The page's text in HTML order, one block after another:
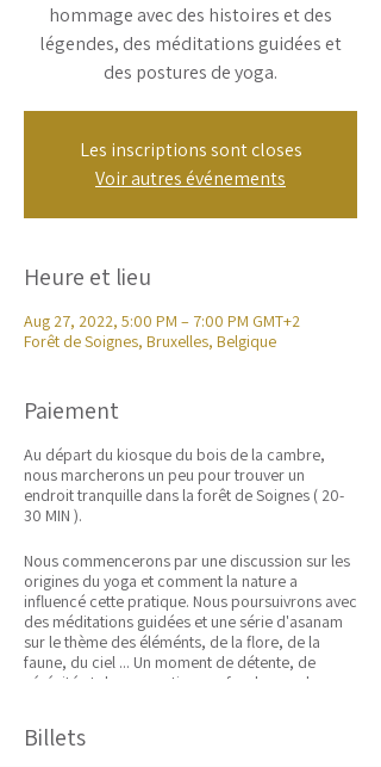
hommage avec des histoires et des
légendes, des méditations guidées et
des postures de yoga.
Les inscriptions sont closes
Voir autres événements
Heure et lieu
Aug 27, 2022, 5:00 PM – 7:00 PM GMT+2
Forêt de Soignes, Bruxelles, Belgique
Paiement
Au départ du kiosque du bois de la cambre,
nous marcherons un peu pour trouver un
endroit tranquille dans la forêt de Soignes ( 20-
30 MIN ).
Nous commencerons par une discussion sur les
origines du yoga et comment la nature a
influencé cette pratique. Nous poursuivrons avec
des méditations guidées et une série d'asanam
sur le thème des éléménts, de la flore, de la
faune, du ciel ... Un moment de détente, de
sérénité et de connection profonde avec la
Prévoir un tapis de yoga ou un essui large et
Billets